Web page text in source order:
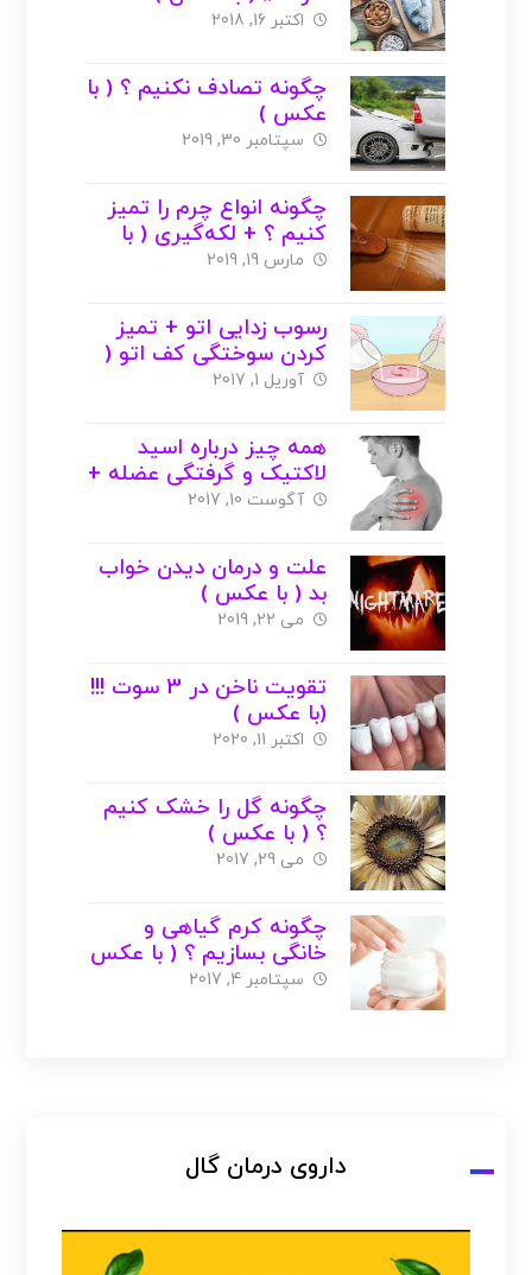
اکتبر 16, 2018
چگونه تصادف نکنیم ؟ ( با
عکس )
سپتامبر 30, 2019
چگونه انواع چرم را تمیز
کنیم ؟ + لکه‌گیری ( با
عکس )
مارس 19, 2019
رسوب زدایی اتو + تمیز
کردن سوختگی کف اتو (
با عکس )
آوریل 1, 2017
همه چیز درباره اسید
لاکتیک و گرفتگی عضله +
درمان ( با عکس )
آگوست 10, 2017
علت و درمان دیدن خواب
بد ( با عکس )
می 22, 2019
تقویت ناخن در 3 سوت !!!
(با عکس )
اکتبر 11, 2020
چگونه گل را خشک کنیم
؟ ( با عکس )
می 29, 2017
چگونه کرم گیاهی و
خانگی بسازیم ؟ ( با عکس
)
سپتامبر 4, 2017
داروی درمان گال